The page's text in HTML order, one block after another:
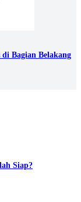
Bagian Belakang
Siap?